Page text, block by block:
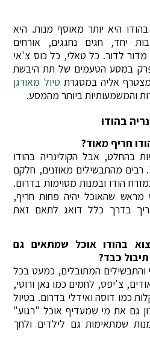
היא יותר מאוסף מנות. היא
יחד, חגים נחגגים, אורחים
מדור לדור. כל טאלי, כל כוס צ'אי
במסע הטעמים של תת היבשת
אליה במסגרת טיול מאורגן
והמשמעותיות ביותר מהמסע.
בהודו
חריף מאוד?
בהחלט, אבל הקולינריה בהודו
מהתבשילים מאוזנים, חלקם
הודו ובמנות מסוימות בדרום.
מראש שהאוכל יהיה פחות חריף,
בדרך כלל דואג לתאם זאת
בהודו אוכל שמתאים גם
כבד?
המתובלים, כמעט בכל
צ'יפס, לחמים כמו נאן ורוטי,
כמו דוסה ואידלי בדרום. בטיול
גם את מי שמעדיף אוכל "רגוע"
שמתאימות גם לילדים ולחך